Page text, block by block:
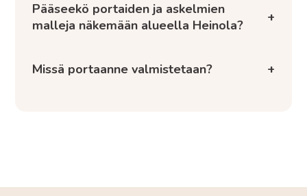
Pääseekö portaiden ja askelmien
malleja näkemään alueella Heinola?
+
Missä portaanne valmistetaan? +